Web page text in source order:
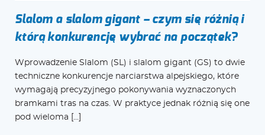
Slalom a slalom gigant – czym się różnią i
którą konkurencję wybrać na początek?
Wprowadzenie Slalom (SL) i slalom gigant (GS) to dwie
techniczne konkurencje narciarstwa alpejskiego, które
wymagają precyzyjnego pokonywania wyznaczonych
bramkami tras na czas. W praktyce jednak różnią się one
pod wieloma […]